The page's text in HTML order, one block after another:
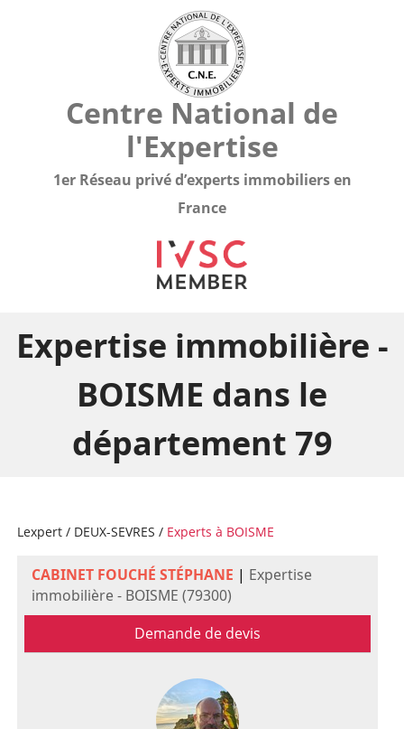
Centre National de
l'Expertise
1er Réseau privé d’experts immobiliers en
France
Expertise immobilière -
BOISME dans le
département 79
Lexpert/ DEUX-SEVRES / Experts à BOISME
CABINET FOUCHÉ STÉPHANE | Expertise
immobilière - BOISME (79300)
Demande de devis